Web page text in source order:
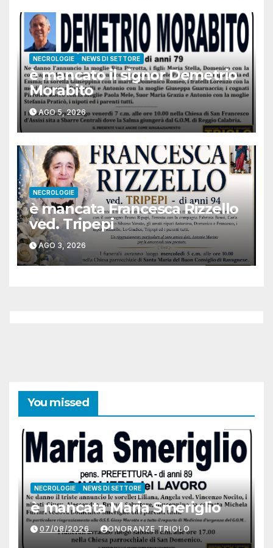
NECROLOGIE NEWS DI SETTORE
è mancato il signor Demetrio
Morabito
AGO 5, 2026
NECROLOGIE
è mancata Francesca Rizzello
ved. Tripepi
AGO 3, 2026
You missed
NECROLOGIE NEWS DI SETTORE
è mancata Maria Smeriglio
07/08/2026 ONORANZE TRIOLO